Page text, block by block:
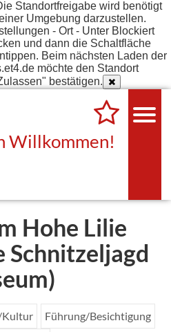
Standortfreigabe wird benötigt
Umgebung darzustellen.
- Ort - Unter Blockiert
und dann die Schaltfläche
Beim nächsten Laden der
möchte den Standort
bestätigen.
Willkommen!
Hohe Lilie
Schnitzeljagd
Kultur
Führung/Besichtigung